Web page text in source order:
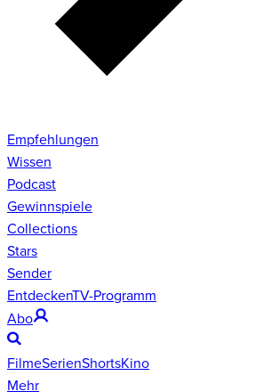
Empfehlungen
Wissen
Podcast
Gewinnspiele
Collections
Stars
Sender
EntdeckenTV-Programm
Abo
FilmeSerienShortsKino
Mehr